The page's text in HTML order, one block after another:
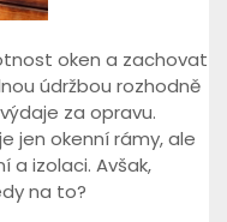
oken a zachovat
údržbou rozhodně
za opravu.
jen okenní rámy, ale
izolaci. Avšak,
na to?